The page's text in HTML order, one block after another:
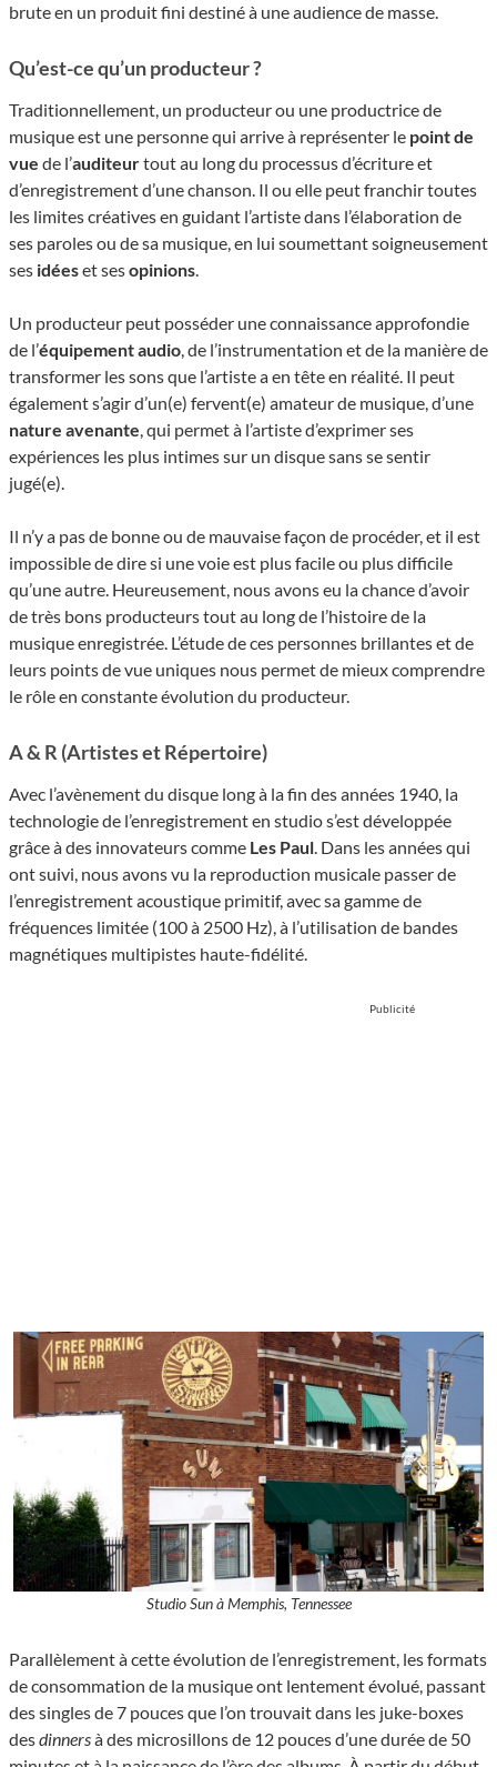
brute en un produit fini destiné à une audience de masse.
Qu’est-ce qu’un producteur ?
Traditionnellement, un producteur ou une productrice de
musique est une personne qui arrive à représenter le point de
vue de l’auditeurtout au long du processus d’écriture et
d’enregistrement d’une chanson. Il ou elle peut franchir toutes
les limites créatives en guidant l’artiste dans l’élaboration de
ses paroles ou de sa musique, en lui soumettant soigneusement
ses idéeset sesopinions.
Un producteur peut posséder une connaissance approfondie
de l’équipement audio, de l’instrumentation et de la manière de
transformer les sons que l’artiste a en tête en réalité. Il peut
également s’agir d’un(e) fervent(e) amateur de musique, d’une
nature avenante, qui permet à l’artiste d’exprimer ses
expériences les plus intimes sur un disque sans se sentir
jugé(e).
Il n’y a pas de bonne ou de mauvaise façon de procéder, et il est
impossible de dire si une voie est plus facile ou plus difficile
qu’une autre. Heureusement, nous avons eu la chance d’avoir
de très bons producteurs tout au long de l’histoire de la
musique enregistrée. L’étude de ces personnes brillantes et de
leurs points de vue uniques nous permet de mieux comprendre
le rôle en constante évolution du producteur.
A & R (Artistes et Répertoire)
Avec l’avènement du disque long à la fin des années 1940, la
technologie de l’enregistrement en studio s’est développée
grâce à des innovateurs comme Les Paul. Dans les années qui
ont suivi, nous avons vu la reproduction musicale passer de
l’enregistrement acoustique primitif, avec sa gamme de
fréquences limitée (100 à 2500 Hz), à l’utilisation de bandes
magnétiques multipistes haute-fidélité.
Publicité
Studio Sun à Memphis, Tennessee
Parallèlement à cette évolution de l’enregistrement, les formats
de consommation de la musique ont lentement évolué, passant
des singles de 7 pouces que l’on trouvait dans les juke-boxes
desdinnersà des microsillons de 12 pouces d’une durée de 50